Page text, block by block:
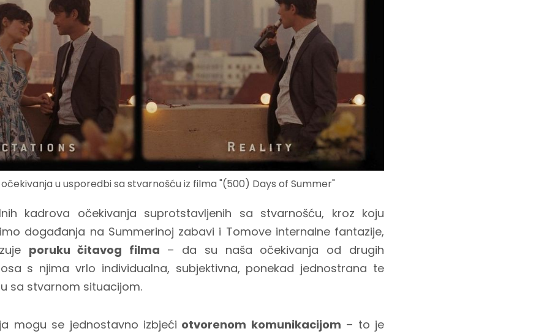
u usporedbi sa stvarnošću iz filma "(500) Days of Summer"
kadrova očekivanja suprotstavljenih sa stvarnošću, kroz koju
događanja na Summerinoj zabavi i Tomove internalne fantazije,
poruku čitavog filma – da su naša očekivanja od drugih
s njima vrlo individualna, subjektivna, ponekad jednostrana te
sa stvarnom situacijom.
mogu se jednostavno izbjeći otvorenom komunikacijom – to je